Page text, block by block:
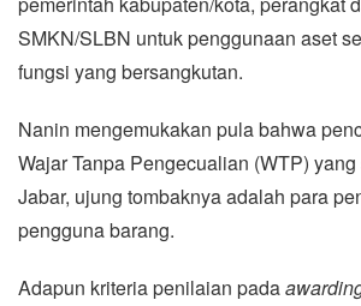
SMKN/SLBN untuk penggunaan aset
fungsi yang bersangkutan.
Nanin mengemukakan pula bahwa
Wajar Tanpa Pengecualian (WTP)
Jabar, ujung tombaknya adalah para
pengguna barang.
Adapun kriteria penilaian pada